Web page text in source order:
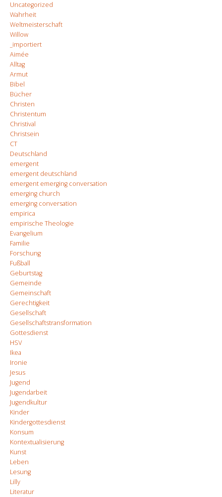
Uncategorized
Wahrheit
Weltmeisterschaft
Willow
_importiert
Aimée
Alltag
Armut
Bibel
Bücher
Christen
Christentum
Christival
Christsein
CT
Deutschland
emergent
emergent deutschland
emergent emerging conversation
emerging church
emerging conversation
empirica
empirische Theologie
Evangelium
Familie
Forschung
Fußball
Geburtstag
Gemeinde
Gemeinschaft
Gerechtigkeit
Gesellschaft
Gesellschaftstransformation
Gottesdienst
HSV
Ikea
Ironie
Jesus
Jugend
Jugendarbeit
Jugendkultur
Kinder
Kindergottesdienst
Konsum
Kontextualisierung
Kunst
Leben
Lesung
Lilly
Literatur